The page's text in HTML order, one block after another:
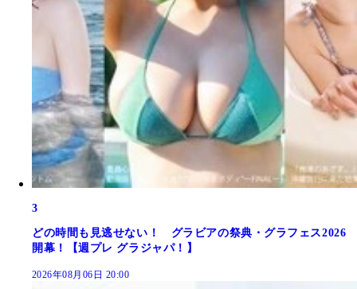
3
どの時間も見逃せない！ グラビアの祭典・グラフェス2026
開幕！【週プレ グラジャパ！】
2026年08月06日 20:00